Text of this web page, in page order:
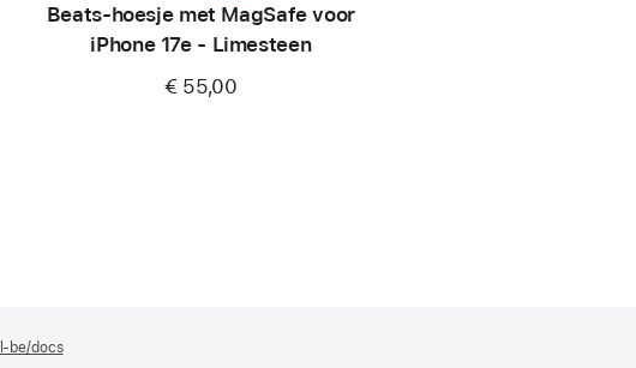
Beats-hoesje met MagSafe voor
iPhone 17e - Limesteen
€ 55,00
be/docs(wordt